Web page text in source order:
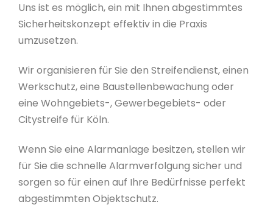
Uns ist es möglich, ein mit Ihnen abgestimmtes
Sicherheitskonzept effektiv in die Praxis
umzusetzen.
Wir organisieren für Sie den Streifendienst, einen
Werkschutz, eine Baustellenbewachung oder
eine Wohngebiets-, Gewerbegebiets- oder
Citystreife für Köln.
Wenn Sie eine Alarmanlage besitzen, stellen wir
für Sie die schnelle Alarmverfolgung sicher und
sorgen so für einen auf Ihre Bedürfnisse perfekt
abgestimmten Objektschutz.